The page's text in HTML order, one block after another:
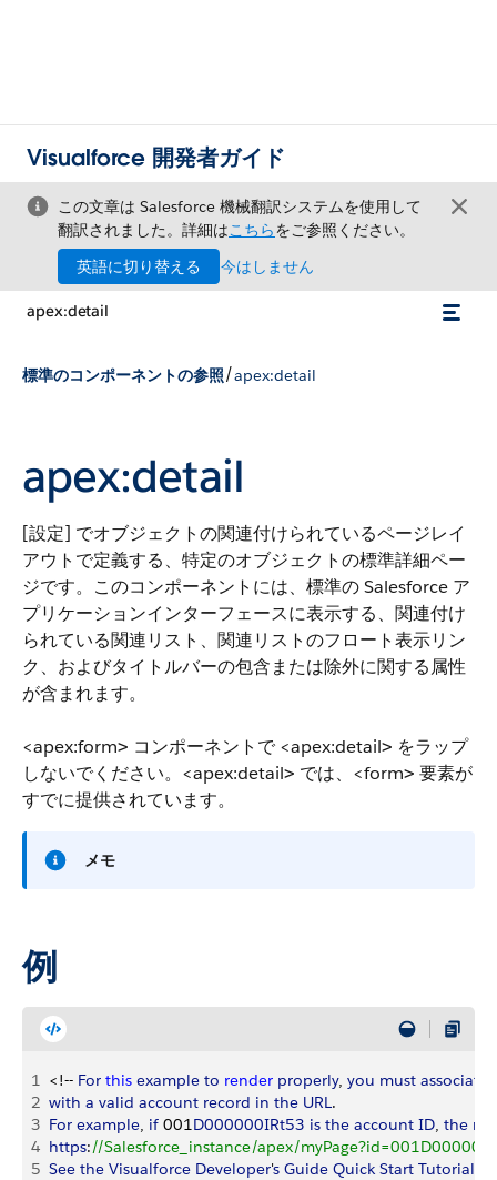
Visualforce 開発者ガイド
この文章は Salesforce 機械翻訳システムを使用して
翻訳されました。詳細はこちらをご参照ください。
英語に切り替える
今はしません
apex:detail
標準のコンポーネントの参照/apex:detail
apex:detail
[設定] でオブジェクトの関連付けられているページレイ
アウトで定義する、特定のオブジェクトの標準詳細ペー
ジです。このコンポーネントには、標準の Salesforce ア
プリケーションインターフェースに表示する、関連付け
られている関連リスト、関連リストのフロート表示リン
ク、およびタイトルバーの包含または除外に関する属性
が含まれます。
<apex:form> コンポーネントで<apex:detail> をラップ
しないでください。 <apex:detail> では、 <form> 要素が
すでに提供されています。
メモ
例
1 <!-- For this example to render properly, you must associate
2 with a valid account record in the URL.
3 For example, if 001D000000IRt53 is the account ID, the
4 https://Salesforce_instance/apex/
5 See the Visualforce Developer's Guide Quick Start Tutorial